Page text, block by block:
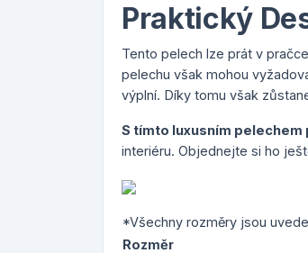
Praktický
Tento pelech lze prát v
pelechu však mohou
výplní. Díky tomu však
S tímto luxusním pelechem
interiéru. Objednejte si ho
*Všechny rozměry jsou
Rozměr